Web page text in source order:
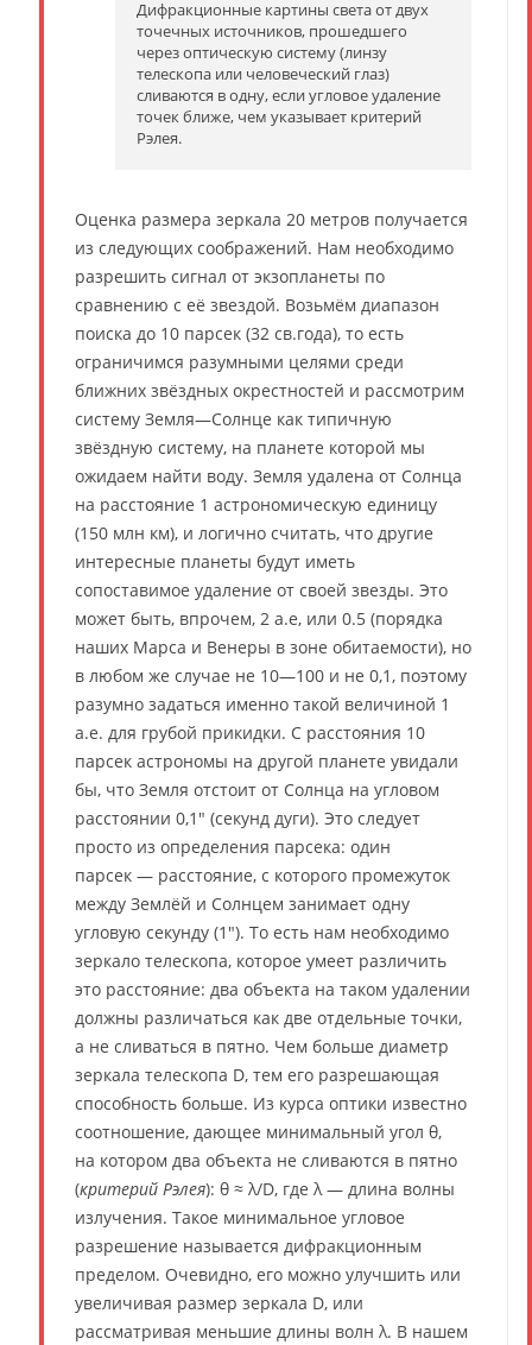
Дифракционные картины света от двух
точечных источников, прошедшего
через оптическую систему (линзу
телескопа или человеческий глаз)
сливаются в одну, если угловое удаление
точек ближе, чем указывает критерий
Рэлея.
Оценка размера зеркала 20 метров получается
из следующих соображений. Нам необходимо
разрешить сигнал от экзопланеты по
сравнению с её звездой. Возьмём диапазон
поиска до 10 парсек (32 св.года), то есть
ограничимся разумными целями среди
ближних звёздных окрестностей и рассмотрим
систему Земля—Солнце как типичную
звёздную систему, на планете которой мы
ожидаем найти воду. Земля удалена от Солнца
на расстояние 1 астрономическую единицу
(150 млн км), и логично считать, что другие
интересные планеты будут иметь
сопоставимое удаление от своей звезды. Это
может быть, впрочем, 2 а.е, или 0.5 (порядка
наших Марса и Венеры в зоне обитаемости), но
в любом же случае не 10—100 и не 0,1, поэтому
разумно задаться именно такой величиной 1
а.е. для грубой прикидки. С расстояния 10
парсек астрономы на другой планете увидали
бы, что Земля отстоит от Солнца на угловом
расстоянии 0,1″ (секунд дуги). Это следует
просто из определения парсека: один
парсек — расстояние, с которого промежуток
между Землёй и Солнцем занимает одну
угловую секунду (1″). То есть нам необходимо
зеркало телескопа, которое умеет различить
это расстояние: два объекта на таком удалении
должны различаться как две отдельные точки,
а не сливаться в пятно. Чем больше диаметр
зеркала телескопа D, тем его разрешающая
способность больше. Из курса оптики известно
соотношение, дающее минимальный угол θ,
на котором два объекта не сливаются в пятно
(критерий Рэлея): θ ≈ λ/D, где λ — длина волны
излучения. Такое минимальное угловое
разрешение называется дифракционным
пределом. Очевидно, его можно улучшить или
увеличивая размер зеркала D, или
рассматривая меньшие длины волн λ. В нашем